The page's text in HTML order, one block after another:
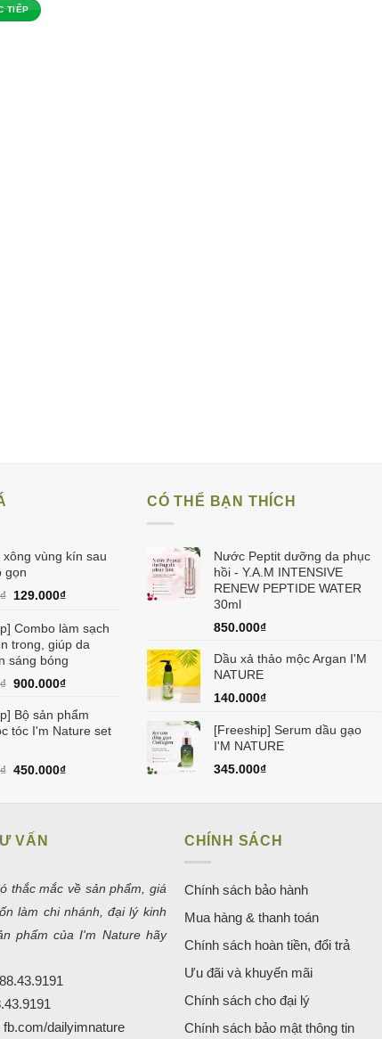
TIẾP
xông vùng kín sau
gọn
₫ Giá
là:
150.000₫.
129.000₫Giá
tại
là:
129.000₫.
Combo làm sạch
trong, giúp da
sáng bóng
₫ Giá
là:
945.000₫.
900.000₫Giá
tại
là:
Bộ sản phẩm
tóc I'm Nature set
₫ Giá
450.000₫Giá
CÓ THỂ BẠN THÍCH
Nước Peptit dưỡng da phục
hồi - Y.A.M INTENSIVE
RENEW PEPTIDE WATER
30ml
850.000₫
Dầu xả thảo mộc Argan I'M
NATURE
140.000₫
[Freeship] Serum dầu gạo
I'M NATURE
345.000₫
VẤN
thắc mắc về sản phẩm, giá
làm chi nhánh, đại lý kinh
phẩm của I'm Nature hãy
fb.com/dailyimnature
CHÍNH SÁCH
Chính sách bảo hành
Mua hàng & thanh toán
Chính sách hoàn tiền, đổi trả
Ưu đãi và khuyến mãi
Chính sách cho đại lý
Chính sách bảo mật thông tin